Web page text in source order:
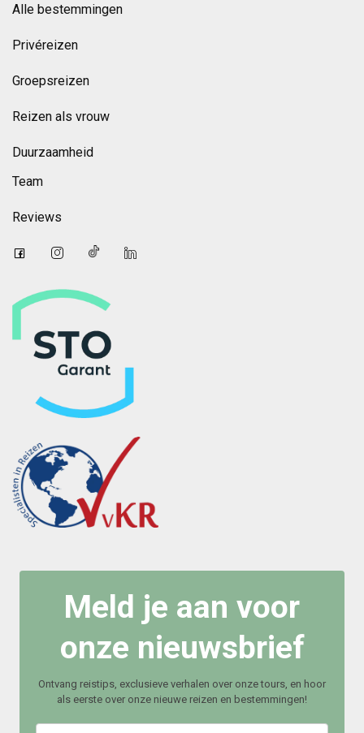
Alle bestemmingen
Privéreizen
Groepsreizen
Reizen als vrouw
Duurzaamheid
Team
Reviews
Meld je aan voor
onze nieuwsbrief
Ontvang reistips, exclusieve verhalen over onze tours, en hoor
als eerste over onze nieuwe reizen en bestemmingen!